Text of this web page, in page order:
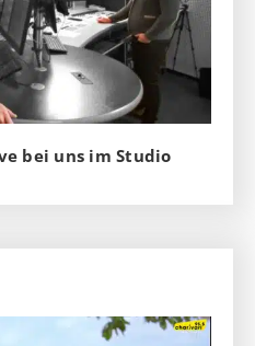
bei uns im Studio